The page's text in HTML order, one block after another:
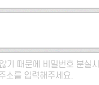
기 때문에 비밀번호 분실
소를 입력해주세요.